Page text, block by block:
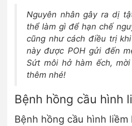
Nguyên nhân gây ra dị
thể làm gì để hạn chế
cũng như cách điều trị
này được POH gửi đến
Sứt môi hở hàm ếch,
thêm nhé!
Bệnh hồng cầu hình
Bệnh hồng cầu hình liềm